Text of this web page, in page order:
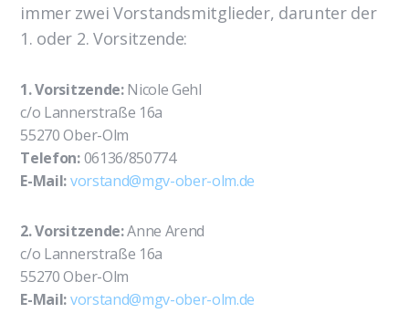
immer zwei Vorstandsmitglieder, darunter der
1. oder 2. Vorsitzende:
1. Vorsitzende:Nicole Gehl
c/o Lannerstraße 16a
55270 Ober-Olm
Telefon:06136/850774
E-Mail:vorstand@mgv-ober-olm.de
2. Vorsitzende:Anne Arend
c/o Lannerstraße 16a
55270 Ober-Olm
E-Mail:vorstand@mgv-ober-olm.de